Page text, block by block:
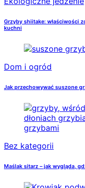
Grzyby shiitake: właściwości
kuchni
Dom i ogród
Jak przechowywać suszone
Bez kategorii
Maślak sitarz – jak wygląda,